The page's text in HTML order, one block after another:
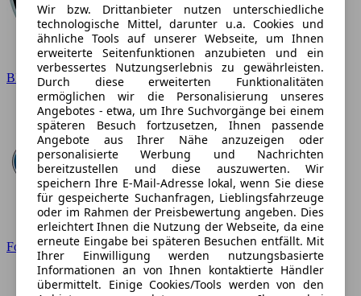
BMW
Ford
Wir bzw. Drittanbieter nutzen unterschiedliche
technologische Mittel, darunter u.a. Cookies und
ähnliche Tools auf unserer Webseite, um Ihnen
erweiterte Seitenfunktionen anzubieten und ein
verbessertes Nutzungserlebnis zu gewährleisten.
Durch diese erweiterten Funktionalitäten
ermöglichen wir die Personalisierung unseres
Angebotes - etwa, um Ihre Suchvorgänge bei einem
späteren Besuch fortzusetzen, Ihnen passende
Angebote aus Ihrer Nähe anzuzeigen oder
personalisierte Werbung und Nachrichten
bereitzustellen und diese auszuwerten. Wir
speichern Ihre E-Mail-Adresse lokal, wenn Sie diese
für gespeicherte Suchanfragen, Lieblingsfahrzeuge
oder im Rahmen der Preisbewertung angeben. Dies
erleichtert Ihnen die Nutzung der Webseite, da eine
erneute Eingabe bei späteren Besuchen entfällt. Mit
Ihrer Einwilligung werden nutzungsbasierte
Informationen an von Ihnen kontaktierte Händler
übermittelt. Einige Cookies/Tools werden von den